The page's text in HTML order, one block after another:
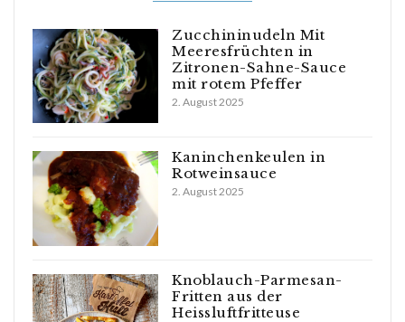
Zucchininudeln Mit
Meeresfrüchten in
Zitronen-Sahne-Sauce
mit rotem Pfeffer
2. August 2025
Kaninchenkeulen in
Rotweinsauce
2. August 2025
Knoblauch-Parmesan-
Fritten aus der
Heissluftfritteuse